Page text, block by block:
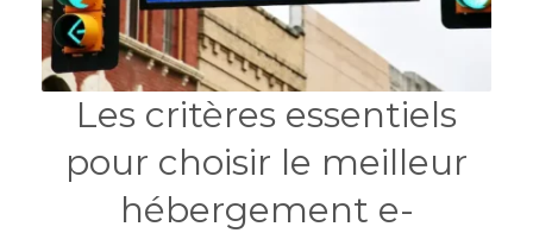
Les critères essentiels
pour choisir le meilleur
hébergement e-